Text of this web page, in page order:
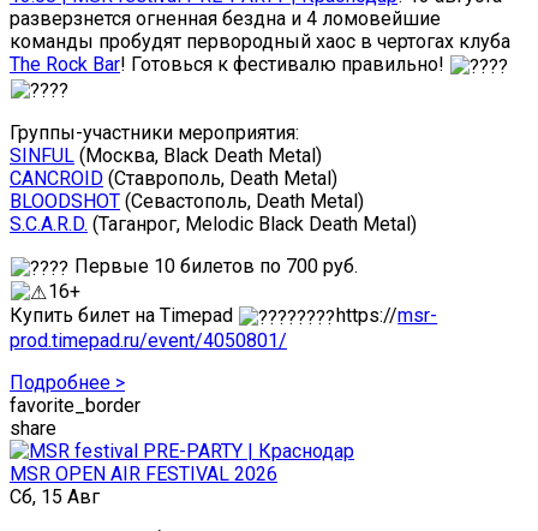
разверзнется огненная бездна и 4 ломовейшие
команды пробудят первородный хаос в чертогах клуба
The Rock Bar! Готовься к фестивалю правильно!
Группы-участники мероприятия:
SINFUL (Москва, Black Death Metal)
CANCROID (Ставрополь, Death Metal)
BLOODSHOT (Севастополь, Death Metal)
S.C.A.R.D. (Таганрог, Melodic Black Death Metal)
Первые 10 билетов по 700 руб.
16+
Купить билет на Timepad
https://msr-
prod.timepad.ru/event/4050801/
Подробнее >
favorite_border
share
MSR OPEN AIR FESTIVAL 2026
Сб, 15 Авг